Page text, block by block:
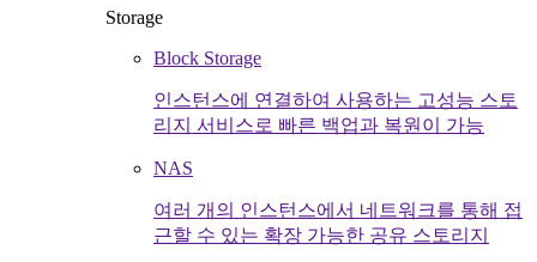
Storage
Block Storage
인스턴스에 연결하여 사용하는 고성능 스토
리지 서비스로 빠른 백업과 복원이 가능
NAS
여러 개의 인스턴스에서 네트워크를 통해 접
근할 수 있는 확장 가능한 공유 스토리지